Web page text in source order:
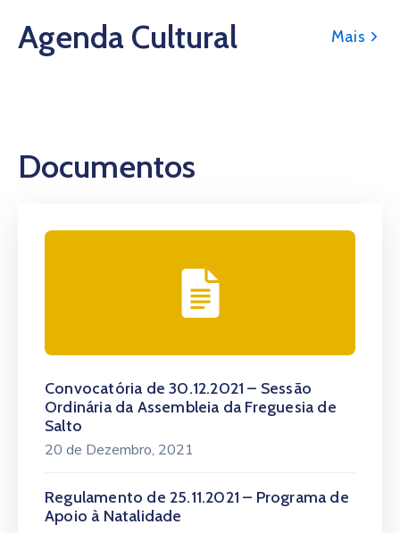
Agenda Cultural Mais
Documentos
Convocatória de 30.12.2021 – Sessão
Ordinária da Assembleia da Freguesia de
Salto
20 de Dezembro, 2021
Regulamento de 25.11.2021 – Programa de
Apoio à Natalidade